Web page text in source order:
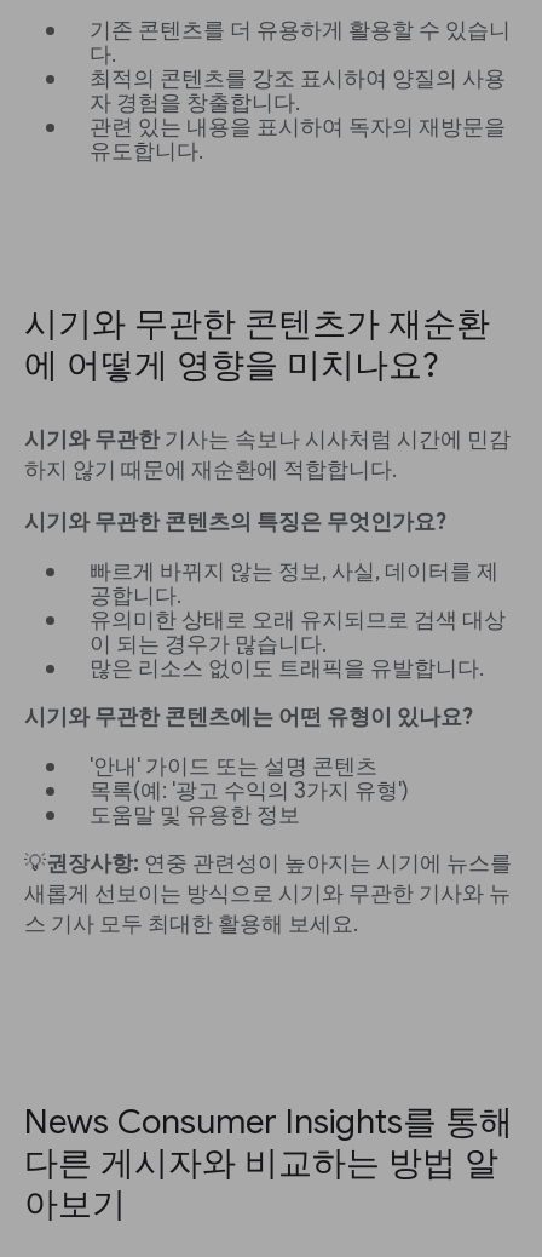
기존 콘텐츠를 더 유용하게 활용할 수 있습니
다.
최적의 콘텐츠를 강조 표시하여 양질의 사용
자 경험을 창출합니다.
관련 있는 내용을 표시하여 독자의 재방문을
유도합니다.
시기와 무관한 콘텐츠가 재순환
에 어떻게 영향을 미치나요?
시기와 무관한기사는 속보나 시사처럼 시간에 민감
하지 않기 때문에 재순환에 적합합니다.
시기와 무관한 콘텐츠의 특징은 무엇인가요?
빠르게 바뀌지 않는 정보, 사실, 데이터를 제
공합니다.
유의미한 상태로 오래 유지되므로 검색 대상
이 되는 경우가 많습니다.
많은 리소스 없이도 트래픽을 유발합니다.
시기와 무관한 콘텐츠에는 어떤 유형이 있나요?
'안내' 가이드 또는 설명 콘텐츠
목록(예: '광고 수익의 3가지 유형')
도움말 및 유용한 정보
💡권장사항: 연중 관련성이 높아지는 시기에 뉴스를
새롭게 선보이는 방식으로 시기와 무관한 기사와 뉴
스 기사 모두 최대한 활용해 보세요.
News Consumer Insights를 통해
다른 게시자와 비교하는 방법 알
아보기